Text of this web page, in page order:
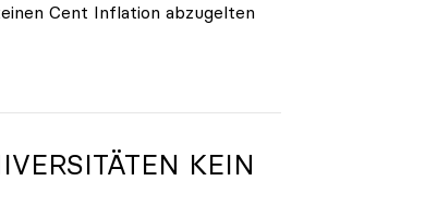
Cent Inflation abzugelten
KEIN